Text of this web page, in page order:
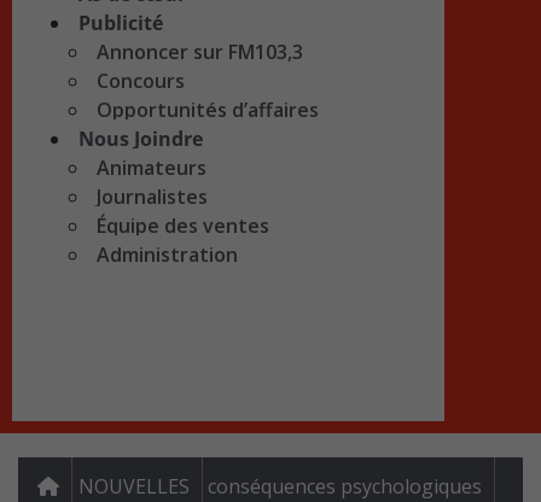
Publicité
Annoncer sur FM103,3
Concours
Opportunités d’affaires
Nous Joindre
Animateurs
Journalistes
Équipe des ventes
Administration
NOUVELLES conséquences psychologiques